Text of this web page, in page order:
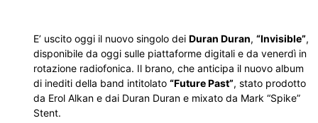
E’ uscito oggi il nuovo singolo dei Duran Duran, “Invisible”,
disponibile da oggi sulle piattaforme digitali e da venerdì in
rotazione radiofonica. Il brano, che anticipa il nuovo album
di inediti della band intitolato “Future Past”, stato prodotto
da Erol Alkan e dai Duran Duran e mixato da Mark “Spike”
Stent.